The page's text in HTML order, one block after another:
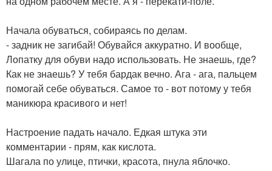
Начала обуваться, собираясь по делам.
- задник не загибай! Обувайся аккуратно. И вообще,
Лопатку для обуви надо использовать. Не знаешь, где?
Как не знаешь? У тебя бардак вечно. Ага - ага, пальцем
помогай себе обуваться. Самое то - вот потому у тебя
маникюра красивого и нет!
Настроение падать начало. Едкая штука эти
комментарии - прям, как кислота.
Шагала по улице, птички, красота, пнула яблочко.